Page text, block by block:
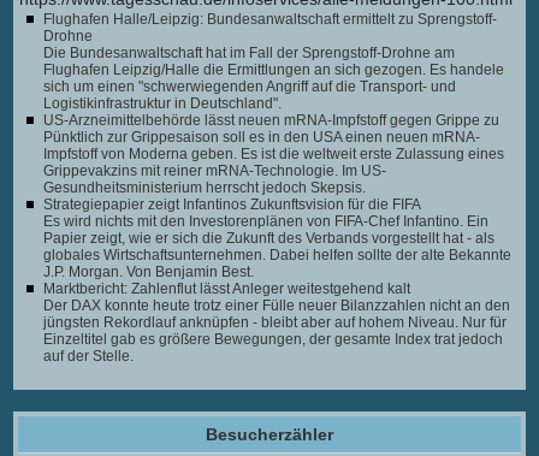
Flughafen Halle/Leipzig: Bundesanwaltschaft ermittelt zu Sprengstoff-
Drohne
Die Bundesanwaltschaft hat im Fall der Sprengstoff-Drohne am
Flughafen Leipzig/Halle die Ermittlungen an sich gezogen. Es handele
sich um einen "schwerwiegenden Angriff auf die Transport- und
Logistikinfrastruktur in Deutschland".
US-Arzneimittelbehörde lässt neuen mRNA-Impfstoff gegen Grippe zu
Pünktlich zur Grippesaison soll es in den USA einen neuen mRNA-
Impfstoff von Moderna geben. Es ist die weltweit erste Zulassung eines
Grippevakzins mit reiner mRNA-Technologie. Im US-
Gesundheitsministerium herrscht jedoch Skepsis.
Strategiepapier zeigt Infantinos Zukunftsvision für die FIFA
Es wird nichts mit den Investorenplänen von FIFA-Chef Infantino. Ein
Papier zeigt, wie er sich die Zukunft des Verbands vorgestellt hat - als
globales Wirtschaftsunternehmen. Dabei helfen sollte der alte Bekannte
J.P. Morgan. Von Benjamin Best.
Marktbericht: Zahlenflut lässt Anleger weitestgehend kalt
Der DAX konnte heute trotz einer Fülle neuer Bilanzzahlen nicht an den
jüngsten Rekordlauf anknüpfen - bleibt aber auf hohem Niveau. Nur für
Einzeltitel gab es größere Bewegungen, der gesamte Index trat jedoch
auf der Stelle.
Besucherzähler